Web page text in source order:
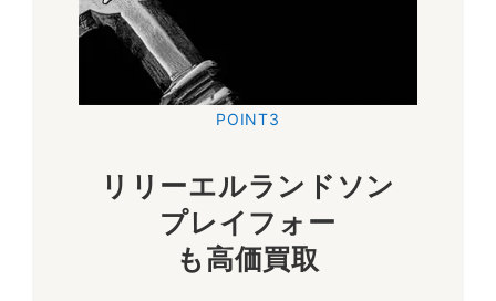
POINT3
リリーエルランドソン
プレイフォー
も高価買取